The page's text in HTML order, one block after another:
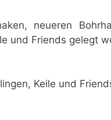
neueren
und Friends gelegt
Keile und